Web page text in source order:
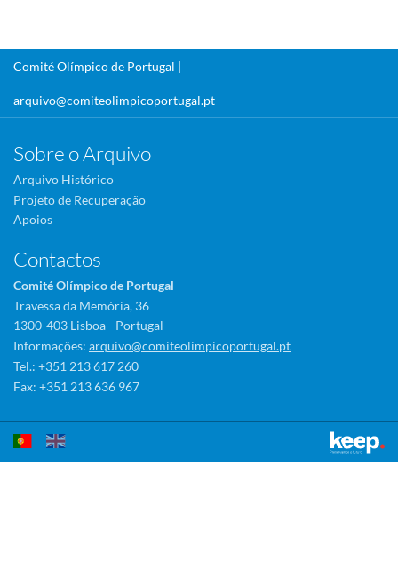
Comité Olímpico de Portugal |
arquivo@comiteolimpicoportugal.pt
Sobre o Arquivo
Arquivo Histórico
Projeto de Recuperação
Apoios
Contactos
Comité Olímpico de Portugal
Travessa da Memória, 36
1300-403 Lisboa - Portugal
Informações: arquivo@comiteolimpicoportugal.pt
Tel.: +351 213 617 260
Fax: +351 213 636 967